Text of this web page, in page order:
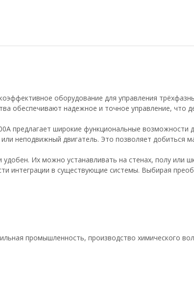
оборудование для управления
обеспечивают надежное и точное управление,
предлагает широкие функциональные
неподвижный двигатель. Это позволяет добиться
Их можно устанавливать на стенах, полу или
интеграции в существующие системы. Выбирая
промышленность, производство химического